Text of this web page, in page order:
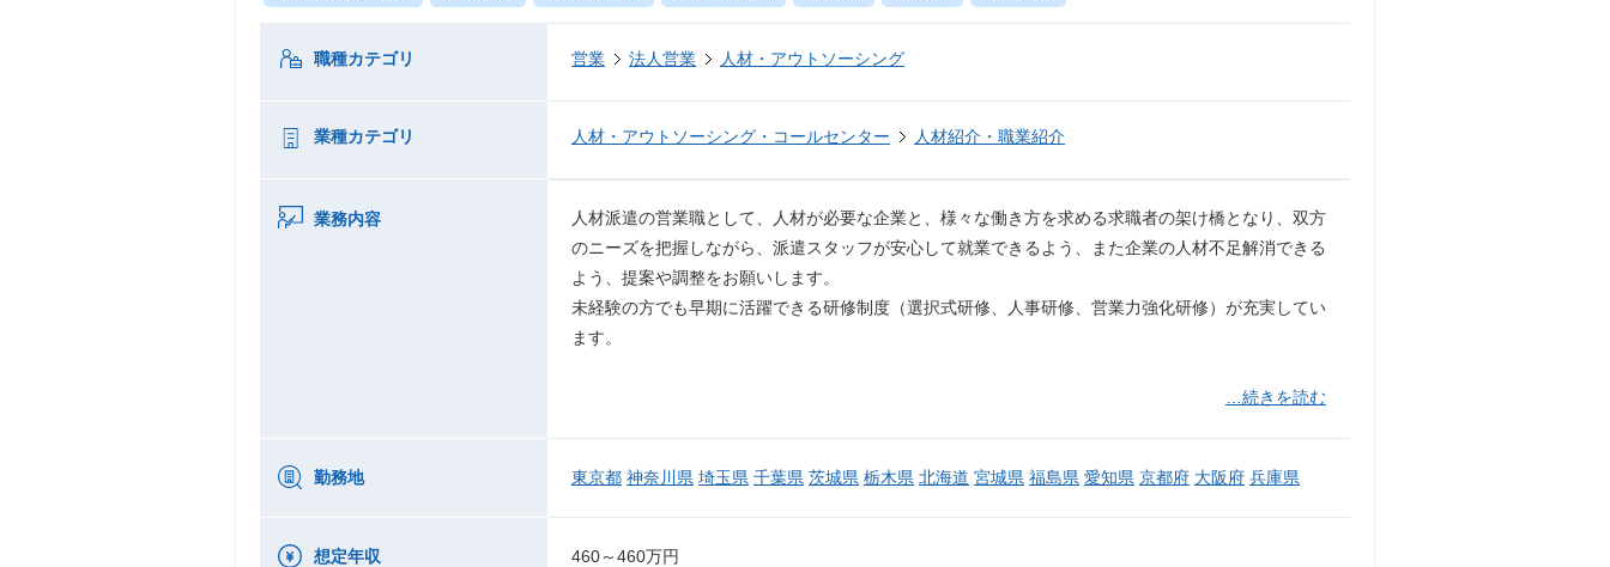
職種カテゴリ 営業 法人営業 人材・アウトソーシング
業種カテゴリ 人材・アウトソーシング・コールセンター 人材紹介・職業紹介
業務内容
人材派遣の営業職として、人材が必要な企業と、様々な働き方を求める求職者の架け橋となり、双方
のニーズを把握しながら、派遣スタッフが安心して就業できるよう、また企業の人材不足解消できる
よう、提案や調整をお願いします。
未経験の方でも早期に活躍できる研修制度（選択式研修、人事研修、営業力強化研修）が充実してい
ます。
…続きを読む
勤務地 東京都 神奈川県 埼玉県 千葉県 茨城県 栃木県 北海道 宮城県 福島県 愛知県 京都府 大阪府 兵庫県
想定年収 460～460万円